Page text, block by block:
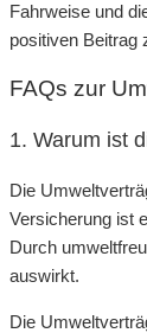
Fahrweise und
positiven Beitrag
FAQs zur
1. Warum ist
Die
Versicherung ist
Durch
auswirkt.
Die